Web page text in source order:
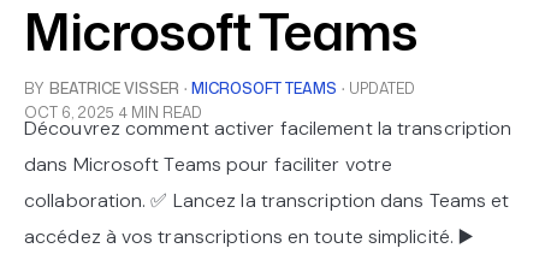
Microsoft Teams
BY BEATRICE VISSER · MICROSOFT TEAMS · UPDATED
OCT 6, 2025 4 MIN READ
Découvrez comment activer facilement la transcription
dans Microsoft Teams pour faciliter votre
collaboration. ✅ Lancez la transcription dans Teams et
accédez à vos transcriptions en toute simplicité. ▶️